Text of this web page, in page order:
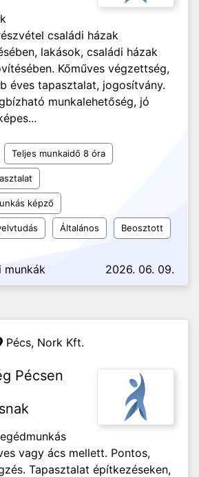
családi házak
lakások, családi házak
Kőműves végzettség,
éves tapasztalat, jogosítvány.
munkalehetőség, jó
Teljes munkaidő 8 óra
képző
Általános Beosztott
munkák 2026. 06. 09.
Pécs, Nork Kft.
Pécsen
vagy ács mellett. Pontos,
Tapasztalat építkezéseken,